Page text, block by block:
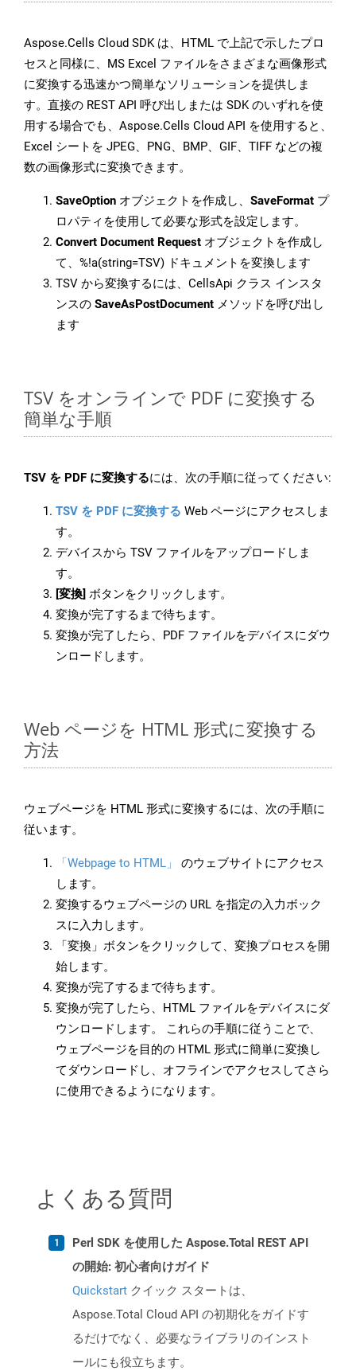
Aspose.Cells Cloud SDK は、HTML で上記で示したプロ
セスと同様に、MS Excel ファイルをさまざまな画像形式
に変換する迅速かつ簡単なソリューションを提供しま
す。直接の REST API 呼び出しまたは SDK のいずれを使
用する場合でも、Aspose.Cells Cloud API を使用すると、
Excel シートを JPEG、PNG、BMP、GIF、TIFF などの複
数の画像形式に変換できます。
SaveOption オブジェクトを作成し、 SaveFormat プ
ロパティを使用して必要な形式を設定します。
Convert Document Request オブジェクトを作成し
て、%!a(string=TSV) ドキュメントを変換します
TSV から変換するには、CellsApi クラス インスタ
ンスの SaveAsPostDocument メソッドを呼び出し
ます
TSV をオンラインで PDF に変換する
簡単な手順
TSV を PDF に変換するには、次の手順に従ってください:
TSV を PDF に変換する Web ページにアクセスしま
す。
デバイスから TSV ファイルをアップロードしま
す。
[変換] ボタンをクリックします。
変換が完了するまで待ちます。
変換が完了したら、PDF ファイルをデバイスにダウ
ンロードします。
Web ページを HTML 形式に変換する
方法
ウェブページを HTML 形式に変換するには、次の手順に
従います。
「Webpage to HTML」
のウェブサイトにアクセス
します。
変換するウェブページの URL を指定の入力ボック
スに入力します。
「変換」ボタンをクリックして、変換プロセスを開
始します。
変換が完了するまで待ちます。
変換が完了したら、HTML ファイルをデバイスにダ
ウンロードします。 これらの手順に従うことで、
ウェブページを目的の HTML 形式に簡単に変換し
てダウンロードし、オフラインでアクセスしてさら
に使用できるようになります。
よくある質問
Perl SDK を使用した Aspose.Total REST API
の開始: 初心者向けガイド
Quickstart クイック スタートは、
Aspose.Total Cloud API の初期化をガイドす
るだけでなく、必要なライブラリのインスト
ールにも役立ちます。